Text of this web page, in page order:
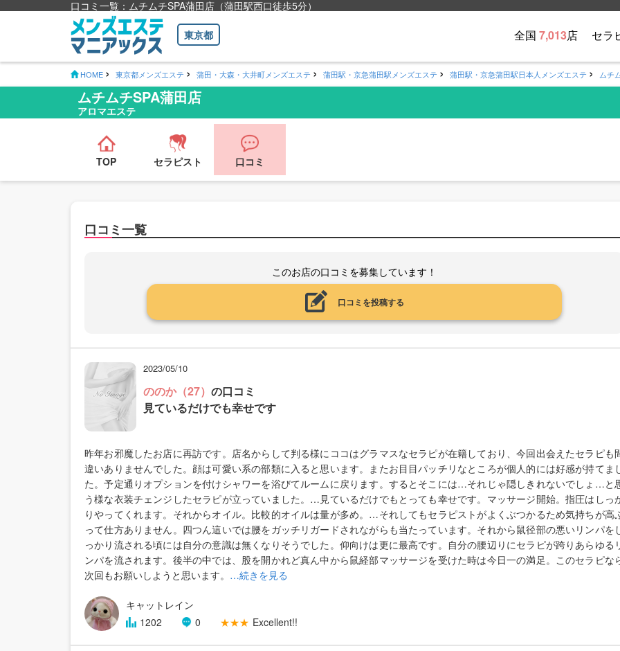
口コミ一覧：ムチムチSPA蒲田店（蒲田駅西口徒歩5分）
東京都 全国 7,013店 セラ
HOME 東京都メンズエステ 蒲田・大森・大井町メンズエステ 蒲田駅・京急蒲田駅メンズエステ 蒲田駅・京急蒲田駅日本人メンズエステ ムチ
ムチムチSPA蒲田店
アロマエステ
TOP セラピスト 口コミ
口コミ一覧
このお店の口コミを募集しています！
口コミを投稿する
2023/05/10
ののか（27） の口コミ
見ているだけでも幸せです
昨年お邪魔したお店に再訪です。店名からして判る様にココはグラマスなセラピが在籍しており、今回出会えたセラピも
違いありませんでした。顔は可愛い系の部類に入ると思います。またお目目パッチリなところが個人的には好感が持てま
た。予定通りオプションを付けシャワーを浴びてルームに戻ります。するとそこには…それじゃ隠しきれないでしょ…と
う様な衣装チェンジしたセラピが立っていました。…見ているだけでもとっても幸せです。マッサージ開始。指圧はしっ
りやってくれます。それからオイル。比較的オイルは量が多め。…それしてもセラピストがよくぶつかるため気持ちが高
って仕方ありません。四つん這いでは腰をガッチリガードされながらも当たっています。それから鼠径部の悪いリンパを
っかり流される頃には自分の意識は無くなりそうでした。仰向けは更に最高です。自分の腰辺りにセラピが跨りあらゆる
ンパを流されます。後半の中では、股を開かれど真ん中から鼠経部マッサージを受けた時は今日一の満足。このセラピな
次回もお願いしようと思います。 …続きを見る
キャットレイン
1202
0 ★★★ Excellent!!